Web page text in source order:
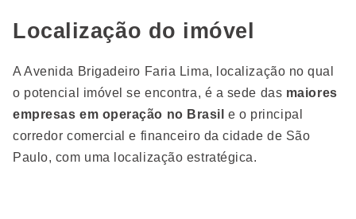
Localização do imóvel
A Avenida Brigadeiro Faria Lima, localização no qual
o potencial imóvel se encontra, é a sede das maiores
empresas em operação no Brasil e o principal
corredor comercial e financeiro da cidade de São
Paulo, com uma localização estratégica.